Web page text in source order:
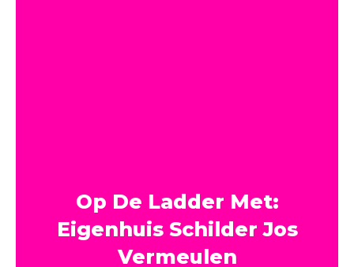
Op De Ladder Met:
Eigenhuis Schilder Jos
Vermeulen